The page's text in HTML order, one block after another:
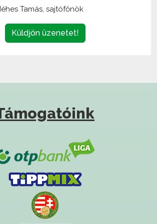
Küldjön üzenetet!